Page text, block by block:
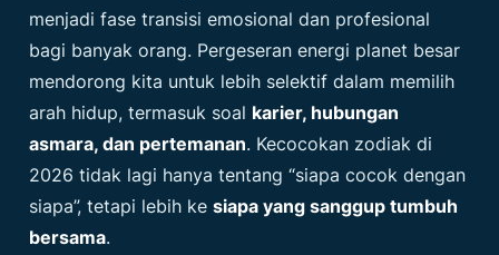
menjadi fase transisi emosional dan profesional
bagi banyak orang. Pergeseran energi planet besar
mendorong kita untuk lebih selektif dalam memilih
arah hidup, termasuk soal karier, hubungan
asmara, dan pertemanan. Kecocokan zodiak di
2026 tidak lagi hanya tentang “siapa cocok dengan
siapa”, tetapi lebih kesiapa yang sanggup tumbuh
bersama.